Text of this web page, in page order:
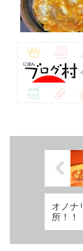
オノ
所！！